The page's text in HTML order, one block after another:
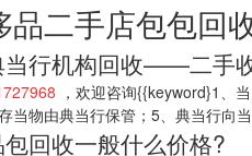
品二手店包包回
当行机构回收——二手
，欢迎咨询{{keyword}1、
当物由典当行保管；5、典当行向
回收一般什么价格?